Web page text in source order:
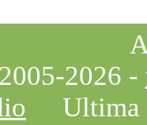
2026 -
Ultima